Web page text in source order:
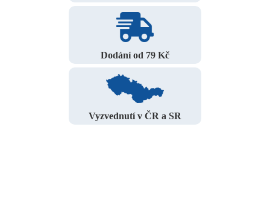
Dodání od 79 Kč
Vyzvednutí v ČR a SR